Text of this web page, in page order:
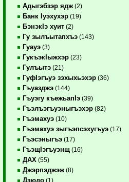
Адыгэбзэр ядж (2)
Банк Iуэхухэр (19)
БэнэкIэ хуит (2)
Гу зылъытапхъэ (143)
Гуауэ (3)
ГукъэкIыжхэр (23)
Гулъытэ (21)
ГуфIэгъуэ зэхыхьэхэр (36)
Гъуазджэ (144)
Гъуэгу къежьапIэ (39)
Гъэлъэгъуэныгъэхэр (82)
Гъэмахуэ (10)
Гъэмахуэ зыгъэпсэхугъуэ (17)
Гъэсэныгъэ (17)
ГъэщIэгъуэнщ (16)
ДАХ (55)
Джэрпэджэж (8)
Дзюдо (1)